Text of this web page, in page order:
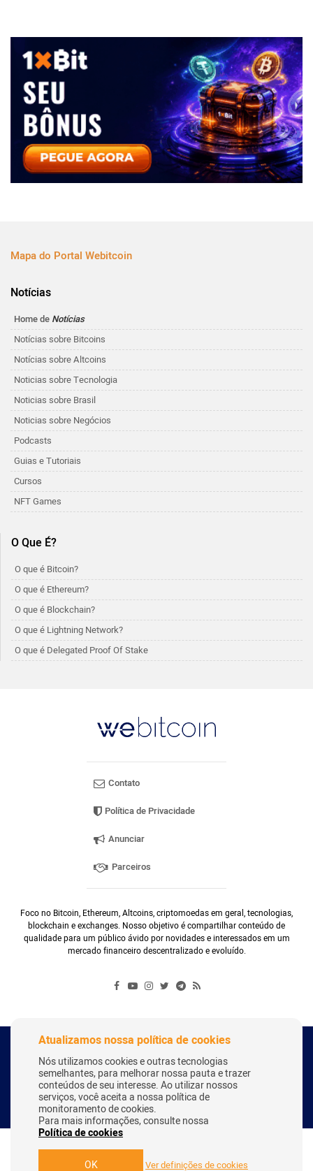
Mapa do Portal Webitcoin
Notícias
Home de Notícias
Notícias sobre Bitcoins
Notícias sobre Altcoins
Noticias sobre Tecnologia
Noticias sobre Brasil
Noticias sobre Negócios
Podcasts
Guias e Tutoriais
Cursos
NFT Games
O Que É?
O que é Bitcoin?
O que é Ethereum?
O que é Blockchain?
O que é Lightning Network?
O que é Delegated Proof Of Stake
Contato
Política de Privacidade
Anunciar
Parceiros
Foco no Bitcoin, Ethereum, Altcoins, criptomoedas em geral, tecnologias,
blockchain e exchanges. Nosso objetivo é compartilhar conteúdo de
qualidade para um público ávido por novidades e interessados em um
mercado financeiro descentralizado e evoluído.
Copyright Webitcoin 2018 - Todos os Direitos Reservados
Desenvolvido por: Herick Correa
Atualizamos nossa política de cookies
Nós utilizamos cookies e outras tecnologias
semelhantes, para melhorar nossa pauta e trazer
conteúdos de seu interesse. Ao utilizar nossos
serviços, você aceita a nossa política de
monitoramento de cookies.
Para mais informações, consulte nossa
Política de cookies
OK Ver definições de cookies